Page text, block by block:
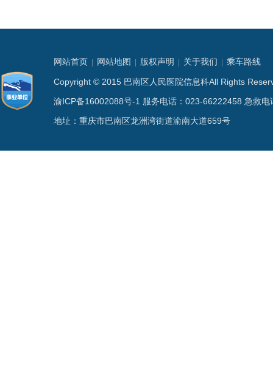
网站首页 网站地图 版权声明 关于我们 乘车路线
Copyright © 2015 巴南区人民医院信息科All Rights
渝ICP备16002088号-1 服务电话：023-66222458 急救
地址：重庆市巴南区龙洲湾街道渝南大道659号